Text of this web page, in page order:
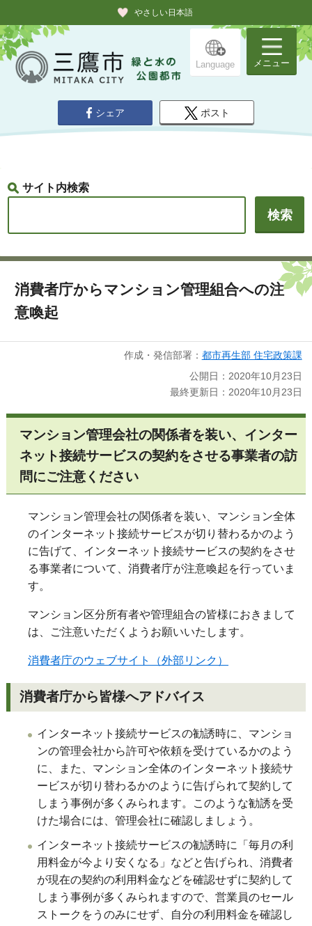
やさしい日本語
Language メニュー
シェア ポスト
サイト内検索
消費者庁からマンション管理組合への注
意喚起
作成・発信部署： 都市再生部 住宅政策課
公開日：2020年10月23日
最終更新日：2020年10月23日
マンション管理会社の関係者を装い、インター
ネット接続サービスの契約をさせる事業者の訪
問にご注意ください
マンション管理会社の関係者を装い、マンション全体
のインターネット接続サービスが切り替わるかのよう
に告げて、インターネット接続サービスの契約をさせ
る事業者について、消費者庁が注意喚起を行っていま
す。
マンション区分所有者や管理組合の皆様におきまして
は、ご注意いただくようお願いいたします。
消費者庁のウェブサイト（外部リンク）
消費者庁から皆様へアドバイス
インターネット接続サービスの勧誘時に、マンショ
ンの管理会社から許可や依頼を受けているかのよう
に、また、マンション全体のインターネット接続サ
ービスが切り替わるかのように告げられて契約して
しまう事例が多くみられます。このような勧誘を受
けた場合には、管理会社に確認しましょう。
インターネット接続サービスの勧誘時に「毎月の利
用料金が今より安くなる」などと告げられ、消費者
が現在の契約の利用料金などを確認せずに契約して
しまう事例が多くみられますので、営業員のセール
ストークをうのみにせず、自分の利用料金を確認し